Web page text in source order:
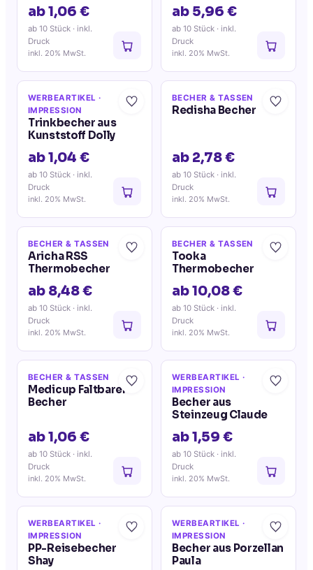
ab 1,06 €
ab 10 Stück · inkl.
Druck
inkl. 20% MwSt.
ab 5,96 €
ab 10 Stück · inkl.
Druck
inkl. 20% MwSt.
WERBEARTIKEL ·
IMPRESSION
Trinkbecher aus
Kunststoff Dolly
ab 1,04 €
ab 10 Stück · inkl.
Druck
inkl. 20% MwSt.
BECHER & TASSEN
Redisha Becher
ab 2,78 €
ab 10 Stück · inkl.
Druck
inkl. 20% MwSt.
BECHER & TASSEN
Aricha RSS
Thermobecher
ab 8,48 €
ab 10 Stück · inkl.
Druck
inkl. 20% MwSt.
BECHER & TASSEN
Tooka
Thermobecher
ab 10,08 €
ab 10 Stück · inkl.
Druck
inkl. 20% MwSt.
BECHER & TASSEN
Medicup Faltbarer
Becher
ab 1,06 €
ab 10 Stück · inkl.
Druck
inkl. 20% MwSt.
WERBEARTIKEL ·
IMPRESSION
Becher aus
Steinzeug Claude
ab 1,59 €
ab 10 Stück · inkl.
Druck
inkl. 20% MwSt.
WERBEARTIKEL ·
IMPRESSION
PP-Reisebecher
Shay
WERBEARTIKEL ·
IMPRESSION
Becher aus Porzellan
Paula